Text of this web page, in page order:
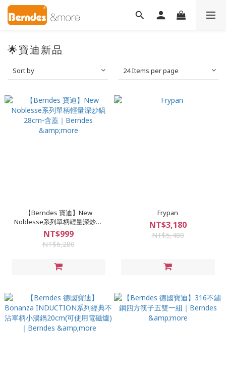
🌟寶迪新品
Sort by 24 Items per page
【Berndes 寶迪】New
Noblesse系列單柄輕量深炒鍋
28cm-含蓋｜Berndes &more
NT$999
NT$6,280
Frypan
NT$3,180
NT$5,480